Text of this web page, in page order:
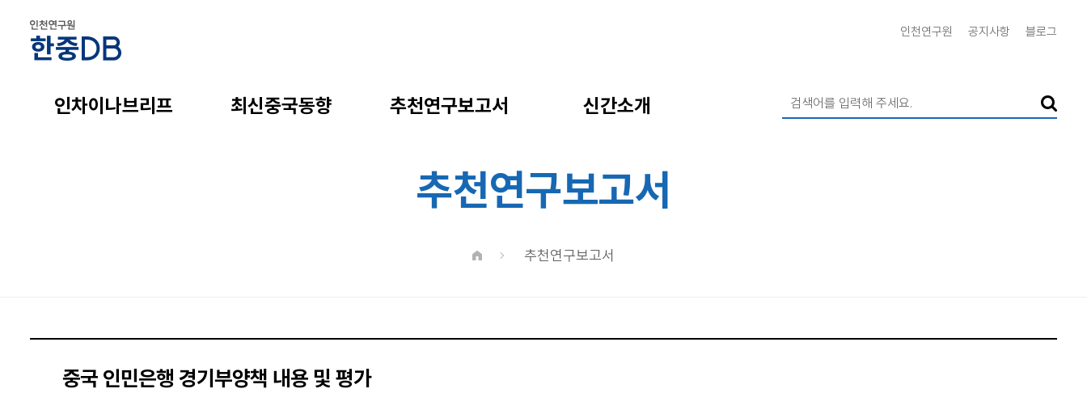
인천연구원 공지사항 블로그
인차이나브리프 최신중국동향 추천연구보고서 신간소개
추천연구보고서
추천연구보고서
중국 인민은행 경기부양책 내용 및 평가